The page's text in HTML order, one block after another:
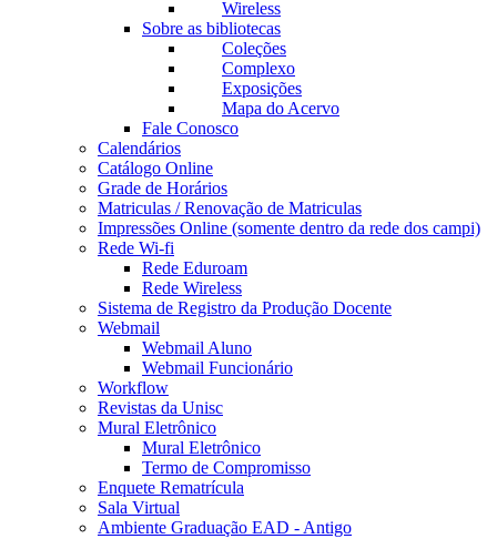
Wireless
Sobre as bibliotecas
Coleções
Complexo
Exposições
Mapa do Acervo
Fale Conosco
Calendários
Catálogo Online
Grade de Horários
Matriculas / Renovação de Matriculas
Impressões Online (somente dentro da rede dos campi)
Rede Wi-fi
Rede Eduroam
Rede Wireless
Sistema de Registro da Produção Docente
Webmail
Webmail Aluno
Webmail Funcionário
Workflow
Revistas da Unisc
Mural Eletrônico
Mural Eletrônico
Termo de Compromisso
Enquete Rematrícula
Sala Virtual
Ambiente Graduação EAD - Antigo